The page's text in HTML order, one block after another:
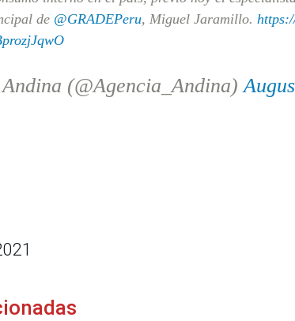
de @GRADEPeru, Miguel Jaramillo.
(@Agencia_Andina)